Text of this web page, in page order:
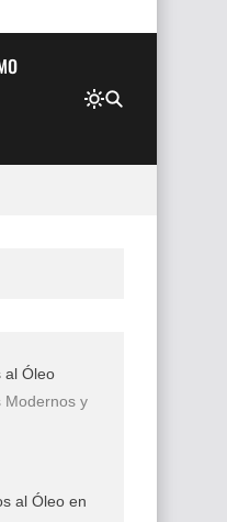
al Óleo
Modernos y
al Óleo en